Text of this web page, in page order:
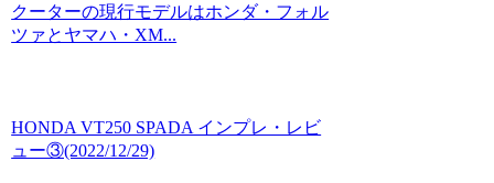
クーターの現行モデルはホンダ・フォル
ツァとヤマハ・XM...
HONDA VT250 SPADA インプレ・レビ
ュー③(2022/12/29)